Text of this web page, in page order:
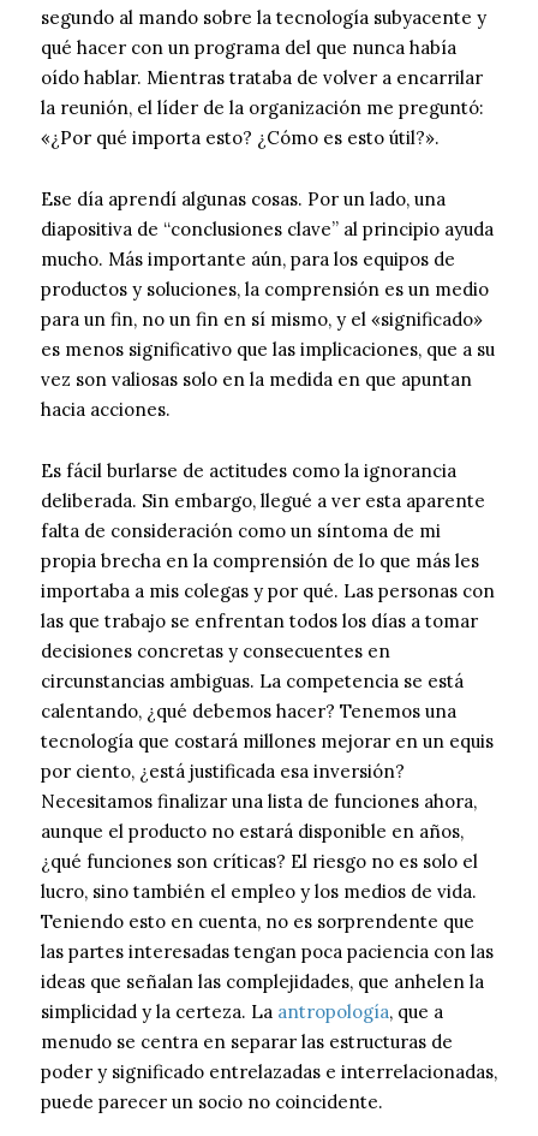
segundo al mando sobre la tecnología subyacente y
qué hacer con un programa del que nunca había
oído hablar. Mientras trataba de volver a encarrilar
la reunión, el líder de la organización me preguntó:
«¿Por qué importa esto? ¿Cómo es esto útil?».
Ese día aprendí algunas cosas. Por un lado, una
diapositiva de “conclusiones clave” al principio ayuda
mucho. Más importante aún, para los equipos de
productos y soluciones, la comprensión es un medio
para un fin, no un fin en sí mismo, y el «significado»
es menos significativo que las implicaciones, que a su
vez son valiosas solo en la medida en que apuntan
hacia acciones.
Es fácil burlarse de actitudes como la ignorancia
deliberada. Sin embargo, llegué a ver esta aparente
falta de consideración como un síntoma de mi
propia brecha en la comprensión de lo que más les
importaba a mis colegas y por qué. Las personas con
las que trabajo se enfrentan todos los días a tomar
decisiones concretas y consecuentes en
circunstancias ambiguas. La competencia se está
calentando, ¿qué debemos hacer? Tenemos una
tecnología que costará millones mejorar en un equis
por ciento, ¿está justificada esa inversión?
Necesitamos finalizar una lista de funciones ahora,
aunque el producto no estará disponible en años,
¿qué funciones son críticas? El riesgo no es solo el
lucro, sino también el empleo y los medios de vida.
Teniendo esto en cuenta, no es sorprendente que
las partes interesadas tengan poca paciencia con las
ideas que señalan las complejidades, que anhelen la
simplicidad y la certeza. La antropología, que a
menudo se centra en separar las estructuras de
poder y significado entrelazadas e interrelacionadas,
puede parecer un socio no coincidente.